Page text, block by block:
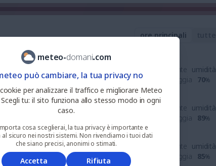
ore principali
2
soleggiato
niente
pioggia
umidità
70%
%
alquanto soleggiato
niente
pioggia
umidità
89%
UV 6
parzialmente nuvoloso
niente
pioggia
umidità
85%
meteo-domani.com
può cambiare, la tua privacy no
per analizzare il traffico e migliorare Meteo
tu: il sito funziona allo stesso modo in ogni
caso.
cosa sceglierai, la tua privacy è importante e
sicuro nei nostri sistemi. Non rivendiamo i tuoi dati
che siano precisi, anonimi o stimati.
Accetta
Rifiuta